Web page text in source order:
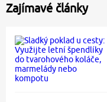
Zajímavé články